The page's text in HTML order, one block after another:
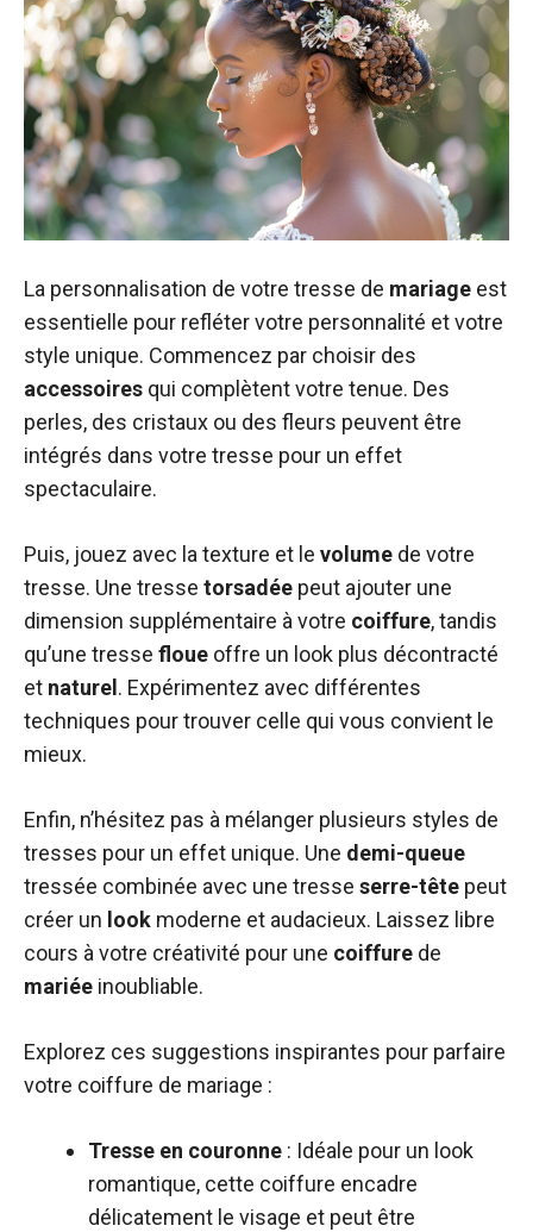
La personnalisation de votre tresse de mariage est
essentielle pour refléter votre personnalité et votre
style unique. Commencez par choisir des
accessoires qui complètent votre tenue. Des
perles, des cristaux ou des fleurs peuvent être
intégrés dans votre tresse pour un effet
spectaculaire.
Puis, jouez avec la texture et le volume de votre
tresse. Une tresse torsadée peut ajouter une
dimension supplémentaire à votre coiffure, tandis
qu’une tresse floue offre un look plus décontracté
et naturel . Expérimentez avec différentes
techniques pour trouver celle qui vous convient le
mieux.
Enfin, n’hésitez pas à mélanger plusieurs styles de
tresses pour un effet unique. Une demi-queue
tressée combinée avec une tresse serre-tête peut
créer un look moderne et audacieux. Laissez libre
cours à votre créativité pour une coiffure de
mariée inoubliable.
Explorez ces suggestions inspirantes pour parfaire
votre coiffure de mariage :
Tresse en couronne : Idéale pour un look
romantique, cette coiffure encadre
délicatement le visage et peut être